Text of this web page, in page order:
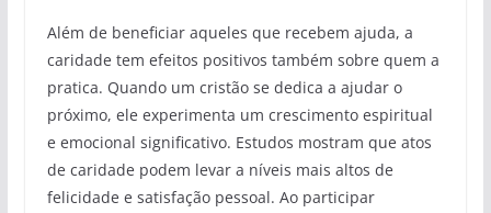
Além de beneficiar aqueles que recebem ajuda, a
caridade tem efeitos positivos também sobre quem a
pratica. Quando um cristão se dedica a ajudar o
próximo, ele experimenta um crescimento espiritual
e emocional significativo. Estudos mostram que atos
de caridade podem levar a níveis mais altos de
felicidade e satisfação pessoal. Ao participar